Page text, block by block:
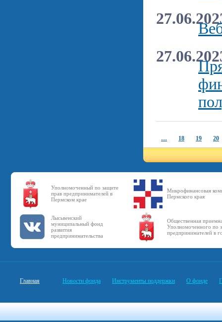
… 18 19 20
Уполномоченный по защите
прав предпринимателей в
Пермском крае
Микрофинансовая
Пермского края
Лысьвенский
муниципальный фонд
развития
предпринимательства
Общественная
Уполномоченного по
предпринимателей в
Главная Новости фонда Инструменты поддержки О фонде